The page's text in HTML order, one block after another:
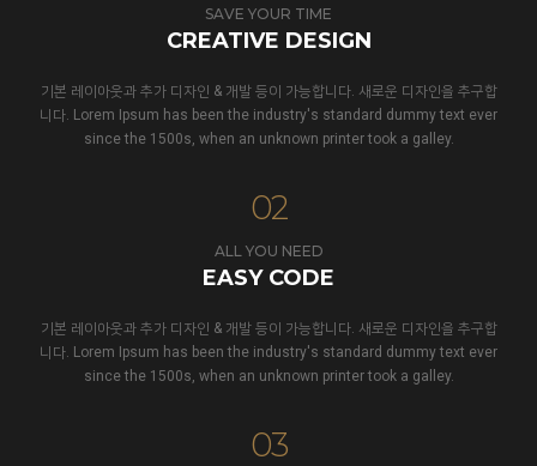
SAVE YOUR TIME
CREATIVE DESIGN
기본 레이아웃과 추가 디자인 & 개발 등이 가능합니다. 새로운 디자인을 추구합
니다. Lorem Ipsum has been the industry's standard dummy text ever
since the 1500s, when an unknown printer took a galley.
02
ALL YOU NEED
EASY CODE
기본 레이아웃과 추가 디자인 & 개발 등이 가능합니다. 새로운 디자인을 추구합
니다. Lorem Ipsum has been the industry's standard dummy text ever
since the 1500s, when an unknown printer took a galley.
03